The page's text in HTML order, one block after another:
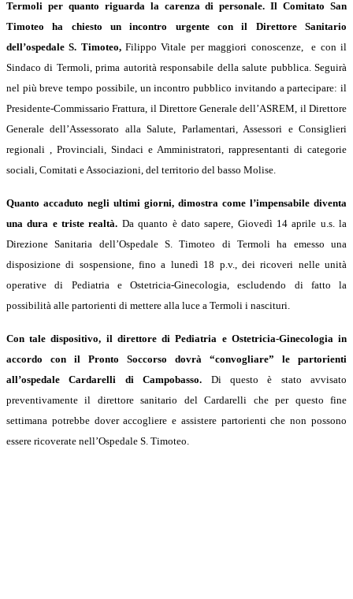
Termoli per quanto riguarda la carenza di personale. Il Comitato San
Timoteo ha chiesto un incontro urgente con il Direttore Sanitario
dell’ospedale S. Timoteo,Filippo Vitale per maggiori conoscenze, e con il
Sindaco di Termoli, prima autorità responsabile della salute pubblica. Seguirà
nel più breve tempo possibile, un incontro pubblico invitando a partecipare: il
Presidente-Commissario Frattura, il Direttore Generale dell’ASREM, il Direttore
Generale dell’Assessorato alla Salute, Parlamentari, Assessori e Consiglieri
regionali , Provinciali, Sindaci e Amministratori, rappresentanti di categorie
sociali, Comitati e Associazioni, del territorio del basso Molise.
Quanto accaduto negli ultimi giorni, dimostra come l’impensabile diventa
una dura e triste realtà. Da quanto è dato sapere, Giovedì 14 aprile u.s. la
Direzione Sanitaria dell’Ospedale S. Timoteo di Termoli ha emesso una
disposizione di sospensione, fino a lunedì 18 p.v., dei ricoveri nelle unità
operative di Pediatria e Ostetricia-Ginecologia, escludendo di fatto la
possibilità alle partorienti di mettere alla luce a Termoli i nascituri.
Con tale dispositivo, il direttore di Pediatria e Ostetricia-Ginecologia in
accordo con il Pronto Soccorso dovrà “convogliare” le partorienti
all’ospedale Cardarelli di Campobasso. Di questo è stato avvisato
preventivamente il direttore sanitario del Cardarelli che per questo fine
settimana potrebbe dover accogliere e assistere partorienti che non possono
essere ricoverate nell’Ospedale S. Timoteo.